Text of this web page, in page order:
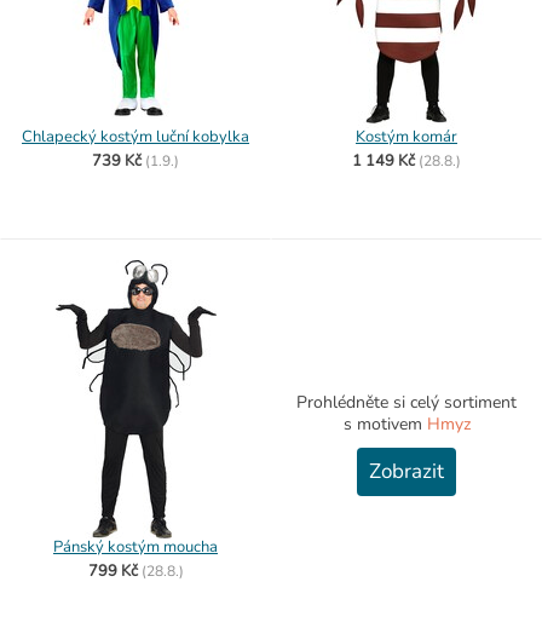
Chlapecký kostým luční kobylka
739 Kč (1.9.)
Kostým komár
1 149 Kč (28.8.)
Pánský kostým moucha
799 Kč (28.8.)
Prohlédněte si celý sortiment
s motivem Hmyz
Zobrazit